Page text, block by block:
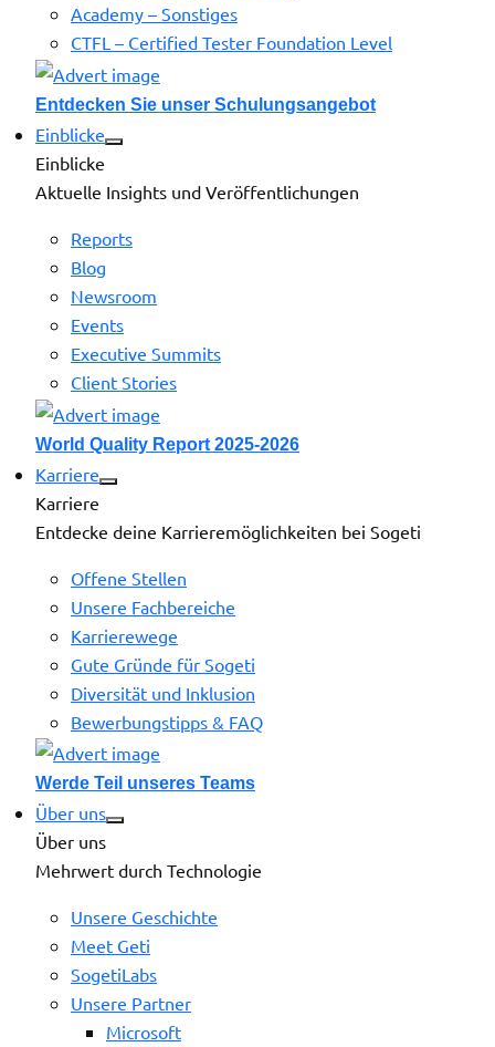
Academy – Sonstiges
CTFL – Certified Tester Foundation Level
Entdecken Sie unser Schulungsangebot
Einblicke
Einblicke
Aktuelle Insights und Veröffentlichungen
Reports
Blog
Newsroom
Events
Executive Summits
Client Stories
World Quality Report 2025-2026
Karriere
Karriere
Entdecke deine Karrieremöglichkeiten bei Sogeti
Offene Stellen
Unsere Fachbereiche
Karrierewege
Gute Gründe für Sogeti
Diversität und Inklusion
Bewerbungstipps & FAQ
Werde Teil unseres Teams
Über uns
Über uns
Mehrwert durch Technologie
Unsere Geschichte
Meet Geti
SogetiLabs
Unsere Partner
Microsoft